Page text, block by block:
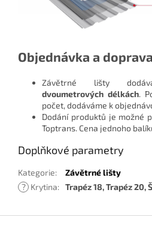
Objednávka a doprava
Závětrné lišty
dvoumetrových délkách.
počet, dodáváme k
Dodání produktů je možné
Toptrans. Cena jednoho
Doplňkové parametry
Kategorie:
Závětrné lišty
? Krytina: Trapéz 18, Trapéz 20,